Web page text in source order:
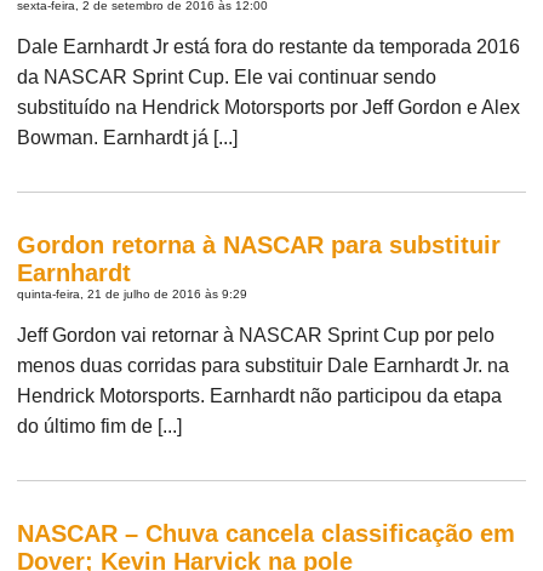
sexta-feira, 2 de setembro de 2016 às 12:00
Dale Earnhardt Jr está fora do restante da temporada 2016
da NASCAR Sprint Cup. Ele vai continuar sendo
substituído na Hendrick Motorsports por Jeff Gordon e Alex
Bowman. Earnhardt já [...]
Gordon retorna à NASCAR para substituir
Earnhardt
quinta-feira, 21 de julho de 2016 às 9:29
Jeff Gordon vai retornar à NASCAR Sprint Cup por pelo
menos duas corridas para substituir Dale Earnhardt Jr. na
Hendrick Motorsports. Earnhardt não participou da etapa
do último fim de [...]
NASCAR – Chuva cancela classificação em
Dover; Kevin Harvick na pole